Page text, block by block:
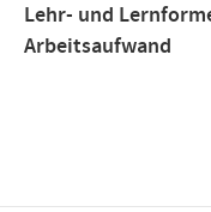
Lehr- und
Arbeitsaufwand